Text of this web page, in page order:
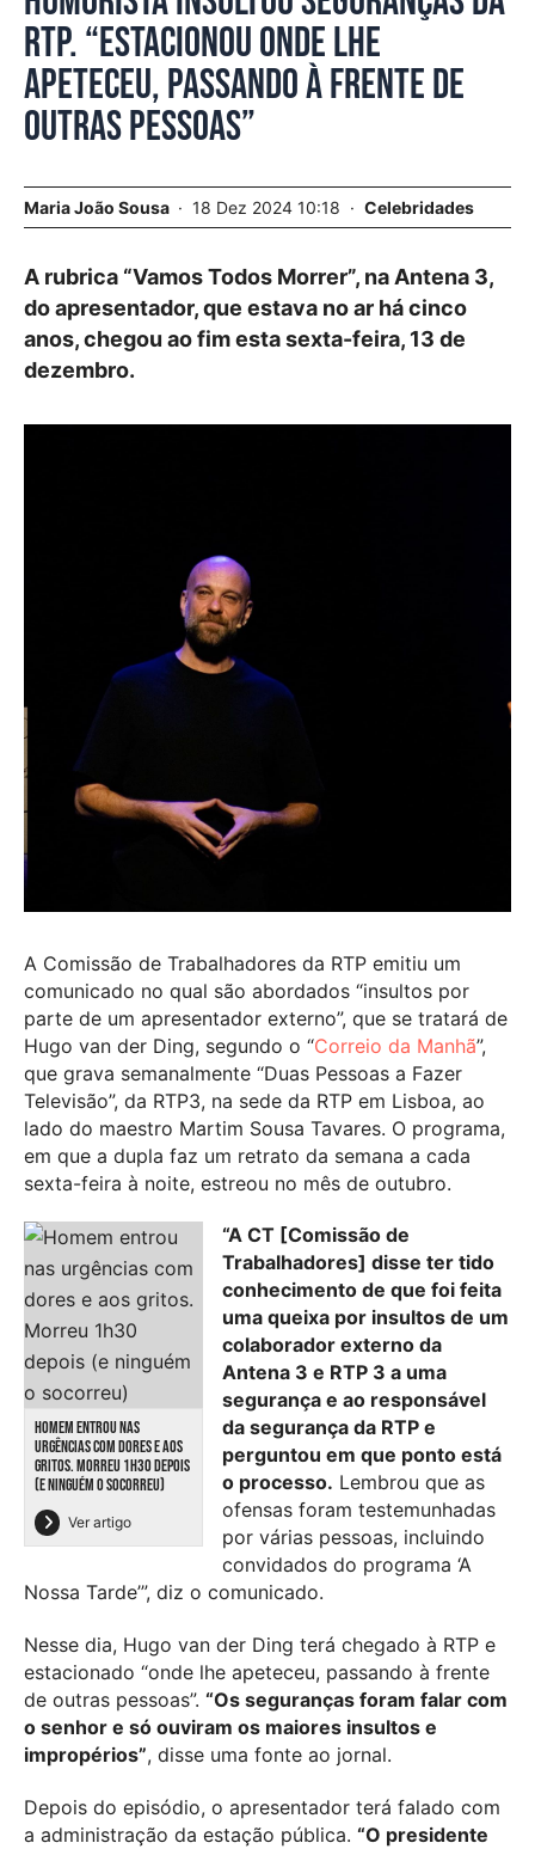
RTP. “Estacionou onde lhe
apeteceu, passando à frente de
outras pessoas”
Maria João Sousa 18 Dez 2024 10:18 Celebridades
A rubrica “Vamos Todos Morrer”, na Antena 3,
do apresentador, que estava no ar há cinco
anos, chegou ao fim esta sexta-feira, 13 de
dezembro.
A Comissão de Trabalhadores da RTP emitiu um
comunicado no qual são abordados “insultos por
parte de um apresentador externo”, que se tratará de
Hugo van der Ding, segundo o “Correio da Manhã”,
que grava semanalmente “Duas Pessoas a Fazer
Televisão”, da RTP3, na sede da RTP em Lisboa, ao
lado do maestro Martim Sousa Tavares. O programa,
em que a dupla faz um retrato da semana a cada
sexta-feira à noite, estreou no mês de outubro.
HOMEM ENTROU NAS
URGÊNCIAS COM DORES E AOS
GRITOS. MORREU 1H30 DEPOIS
(E NINGUÉM O SOCORREU)
Ver artigo
“A CT [Comissão de
Trabalhadores] disse ter tido
conhecimento de que foi feita
uma queixa por insultos de um
colaborador externo da
Antena 3 e RTP 3 a uma
segurança e ao responsável
da segurança da RTP e
perguntou em que ponto está
o processo. Lembrou que as
ofensas foram testemunhadas
por várias pessoas, incluindo
convidados do programa ‘A
Nossa Tarde’”, diz o comunicado.
Nesse dia, Hugo van der Ding terá chegado à RTP e
estacionado “onde lhe apeteceu, passando à frente
de outras pessoas”. “Os seguranças foram falar com
o senhor e só ouviram os maiores insultos e
impropérios”, disse uma fonte ao jornal.
Depois do episódio, o apresentador terá falado com
a administração da estação pública. “O presidente